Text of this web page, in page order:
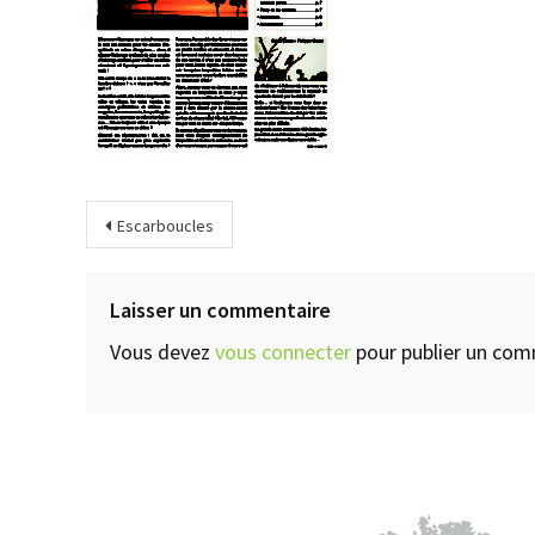
Escarboucles
Laisser un commentaire
Vous devez vous connecter pour publier un